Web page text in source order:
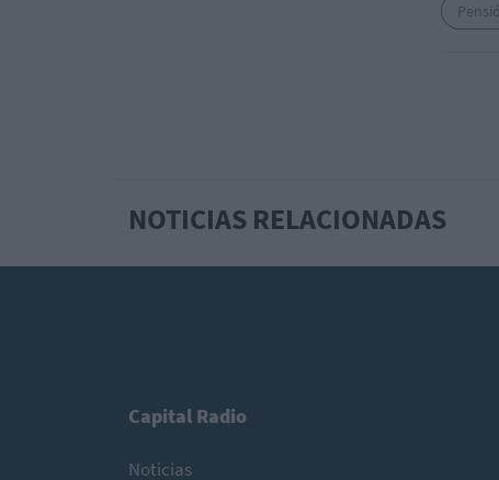
NOTICIAS RELACIONADAS
Capital Radio
Noticias